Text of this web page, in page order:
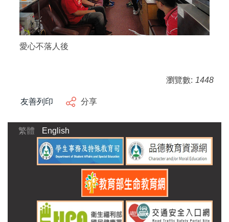
愛心不落人後
瀏覽數: 1448
友善列印 分享
繁體 English